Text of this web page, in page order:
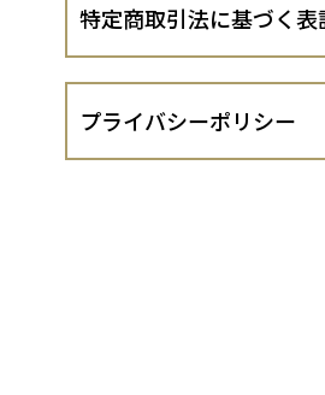
特定商取引法に基づく表
会社名
株式会社京煎堂
プライバシーポリシー